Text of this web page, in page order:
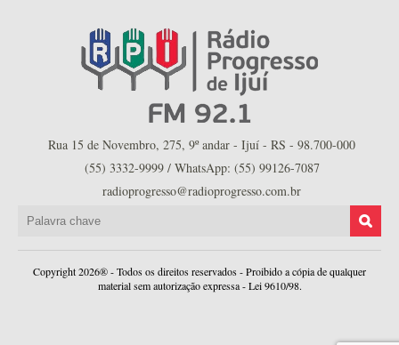
Rua 15 de Novembro, 275, 9º andar - Ijuí - RS - 98.700-000
(55) 3332-9999 / WhatsApp: (55) 99126-7087
radioprogresso@radioprogresso.com.br
Copyright 2026® - Todos os direitos reservados - Proibido a cópia de qualquer
material sem autorização expressa - Lei 9610/98.